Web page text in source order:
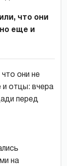
что они
еще и
они не
и отцы: вчера
перед
на